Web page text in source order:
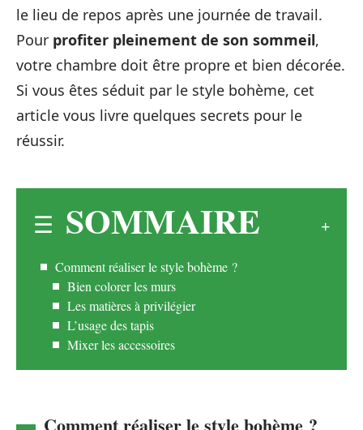
le lieu de repos après une journée de travail.
Pour profiter pleinement de son sommeil,
votre chambre doit être propre et bien décorée.
Si vous êtes séduit par le style bohème, cet
article vous livre quelques secrets pour le
réussir.
SOMMAIRE
Comment réaliser le style bohème ?
Bien colorer les murs
Les matières à privilégier
L’usage des tapis
Mixer les accessoires